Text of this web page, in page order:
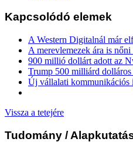
Kapcsolódó elemek
A Western Digitalnál már
A merevlemezek ára is
900 millió dollárt adott az
Trump 500 milliárd dolláros
Új vállalati kommunikációs
Vissza a tetejére
Tudomány /